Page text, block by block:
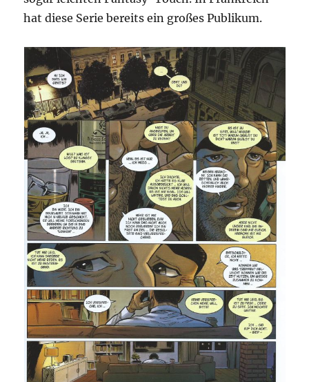
hat diese Serie bereits ein großes Publikum.